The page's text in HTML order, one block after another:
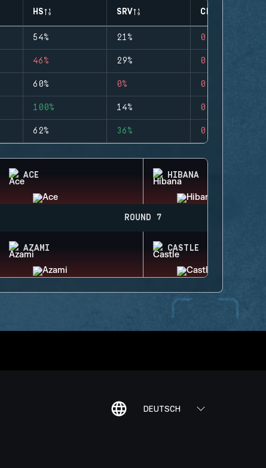
HS SRV CLUTCHES
54% 21% 0
46% 29% 0
60% 0% 0
100% 14% 0
62% 36% 0
ACE HIBANA
ROUND 7
AZAMI CASTLE
DEUTSCH